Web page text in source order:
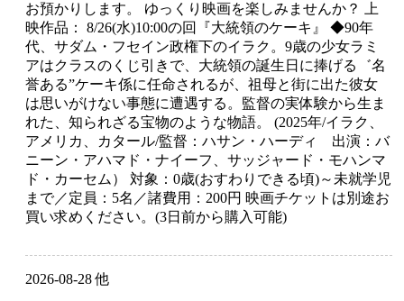
お預かりします。 ゆっくり映画を楽しみませんか？ 上
映作品： 8/26(水)10:00の回『大統領のケーキ』 ◆90年
代、サダム・フセイン政権下のイラク。9歳の少女ラミ
アはクラスのくじ引きで、大統領の誕生日に捧げる゛名
誉ある”ケーキ係に任命されるが、祖母と街に出た彼女
は思いがけない事態に遭遇する。監督の実体験から生ま
れた、知られざる宝物のような物語。 (2025年/イラク、
アメリカ、カタール/監督：ハサン・ハーディ 出演：バ
ニーン・アハマド・ナイーフ、サッジャード・モハンマ
ド・カーセム） 対象：0歳(おすわりできる頃)～未就学児
まで／定員：5名／諸費用：200円 映画チケットは別途お
買い求めください。(3日前から購入可能)
2026-08-28 他